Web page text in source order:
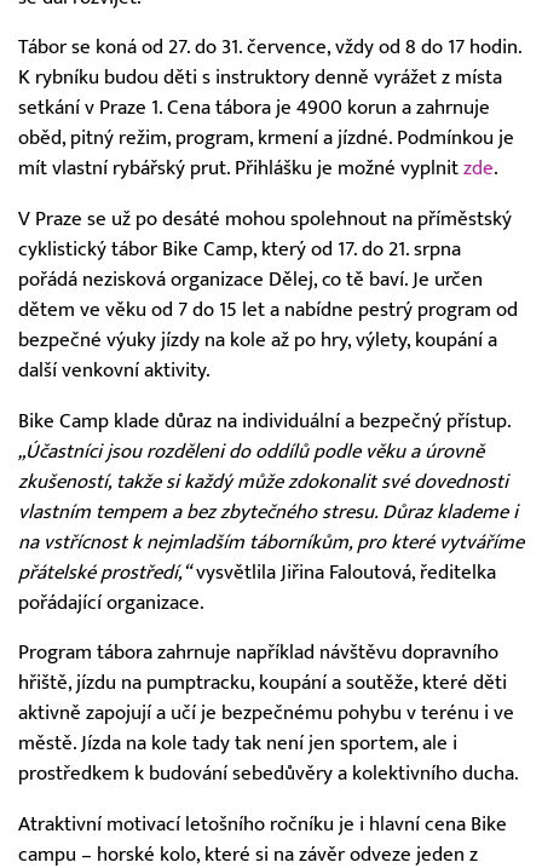
Tábor se koná od 27. do 31. července, vždy od 8 do 17 hodin.
K rybníku budou děti s instruktory denně vyrážet z místa
setkání v Praze 1. Cena tábora je 4900 korun a zahrnuje
oběd, pitný režim, program, krmení a jízdné. Podmínkou je
mít vlastní rybářský prut. Přihlášku je možné vyplnit zde.
V Praze se už po desáté mohou spolehnout na příměstský
cyklistický tábor Bike Camp, který od 17. do 21. srpna
pořádá nezisková organizace Dělej, co tě baví. Je určen
dětem ve věku od 7 do 15 let a nabídne pestrý program od
bezpečné výuky jízdy na kole až po hry, výlety, koupání a
další venkovní aktivity.
Bike Camp klade důraz na individuální a bezpečný přístup.
„Účastníci jsou rozděleni do oddílů podle věku a úrovně
zkušeností, takže si každý může zdokonalit své dovednosti
vlastním tempem a bez zbytečného stresu. Důraz klademe i
na vstřícnost k nejmladším táborníkům, pro které vytváříme
přátelské prostředí,“vysvětlila Jiřina Faloutová, ředitelka
pořádající organizace.
Program tábora zahrnuje například návštěvu dopravního
hřiště, jízdu na pumptracku, koupání a soutěže, které děti
aktivně zapojují a učí je bezpečnému pohybu v terénu i ve
městě. Jízda na kole tady tak není jen sportem, ale i
prostředkem k budování sebedůvěry a kolektivního ducha.
Atraktivní motivací letošního ročníku je i hlavní cena Bike
campu – horské kolo, které si na závěr odveze jeden z